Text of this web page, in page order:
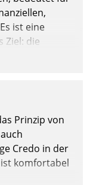
ist eine
Ziel: die
Damit
Grundregeln
Prinzip von
Credo in der
komfortabel